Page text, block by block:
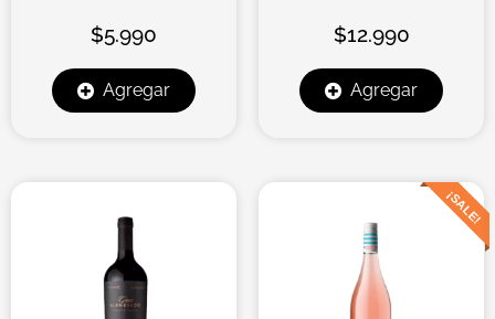
$5.990
Agregar
$12.990
Agregar
precio
original
era:
$9.990.
El
¡SALE!